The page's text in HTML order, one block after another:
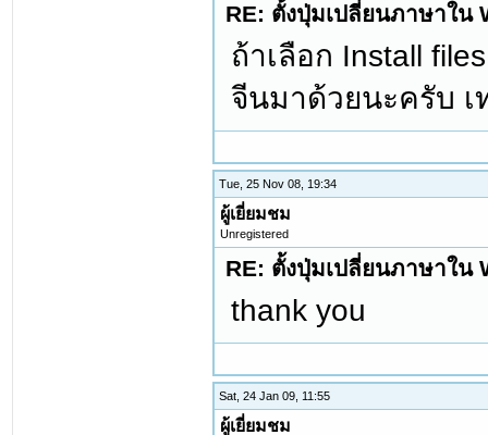
RE: ตั้งปุ่มเปลี่ยนภาษาใน
ถ้าเลือก Install
จีนมาด้วยนะครับ เ
Tue, 25 Nov 08, 19:34
ผู้เยี่ยมชม
Unregistered
RE: ตั้งปุ่มเปลี่ยนภาษาใน
thank you
Sat, 24 Jan 09, 11:55
ผู้เยี่ยมชม